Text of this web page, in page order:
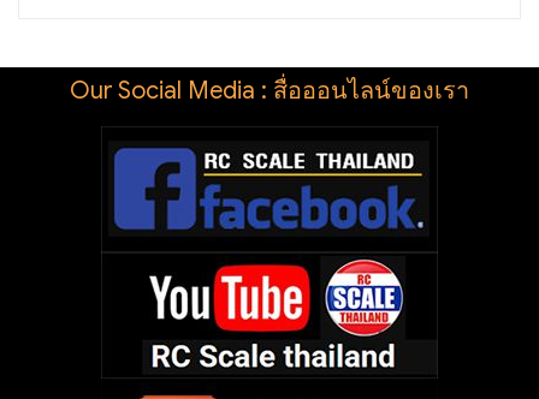
Our Social Media : สื่อออนไลน์ของเรา